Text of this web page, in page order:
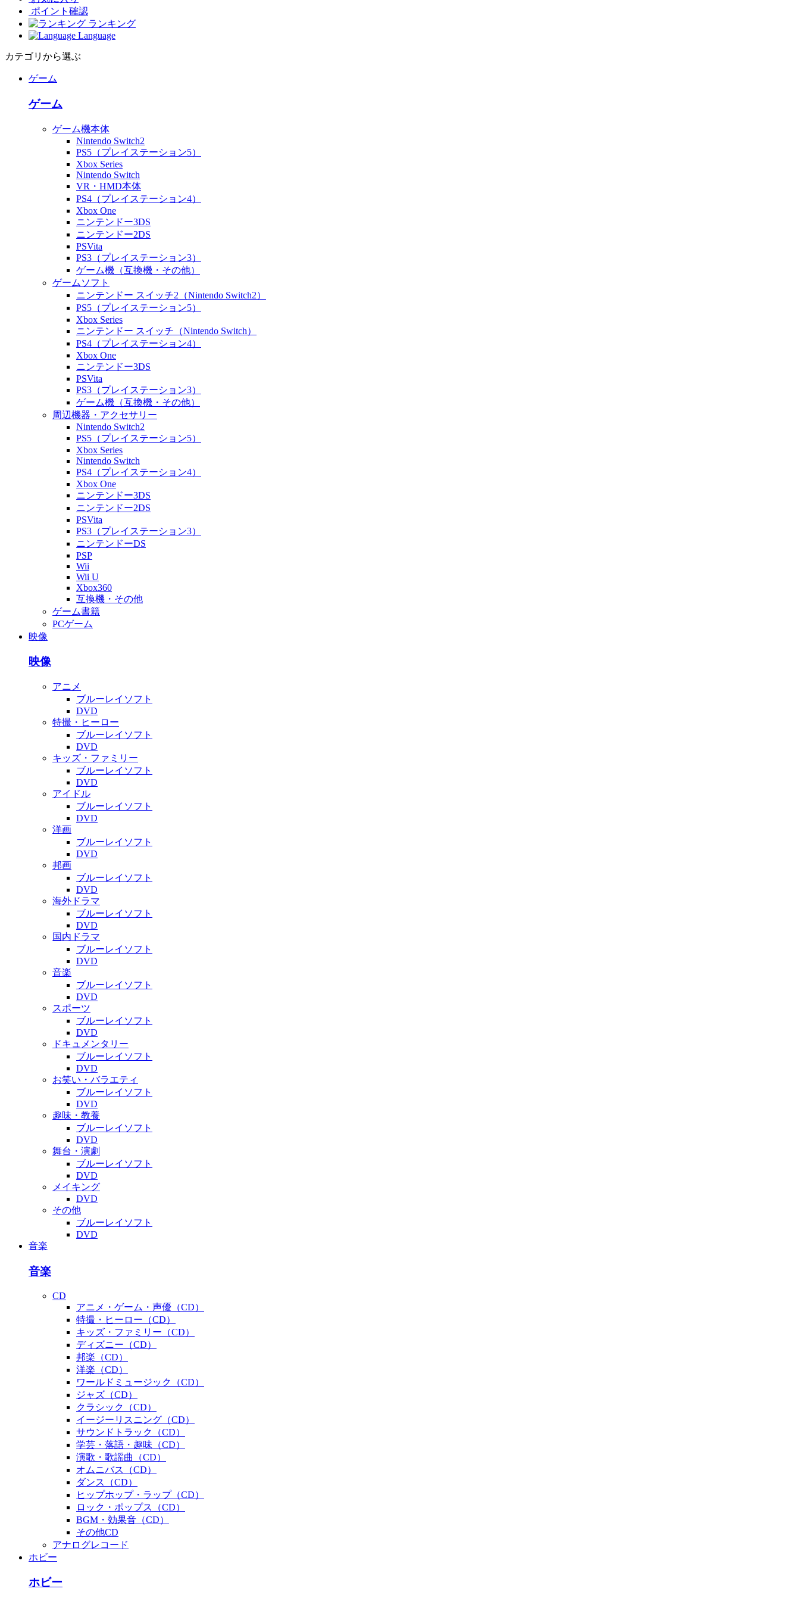
ポイント確認
ランキング
Language
カテゴリから選ぶ
ゲーム
ゲーム
ゲーム機本体
Nintendo Switch2
PS5（プレイステーション5）
Xbox Series
Nintendo Switch
VR・HMD本体
PS4（プレイステーション4）
Xbox One
ニンテンドー3DS
ニンテンドー2DS
PSVita
PS3（プレイステーション3）
ゲーム機（互換機・その他）
ゲームソフト
ニンテンドー スイッチ2（Nintendo Switch2）
PS5（プレイステーション5）
Xbox Series
ニンテンドー スイッチ（Nintendo Switch）
PS4（プレイステーション4）
Xbox One
ニンテンドー3DS
PSVita
PS3（プレイステーション3）
ゲーム機（互換機・その他）
周辺機器・アクセサリー
Nintendo Switch2
PS5（プレイステーション5）
Xbox Series
Nintendo Switch
PS4（プレイステーション4）
Xbox One
ニンテンドー3DS
ニンテンドー2DS
PSVita
PS3（プレイステーション3）
ニンテンドーDS
PSP
Wii
Wii U
Xbox360
互換機・その他
ゲーム書籍
PCゲーム
映像
映像
アニメ
ブルーレイソフト
DVD
特撮・ヒーロー
ブルーレイソフト
DVD
キッズ・ファミリー
ブルーレイソフト
DVD
アイドル
ブルーレイソフト
DVD
洋画
ブルーレイソフト
DVD
邦画
ブルーレイソフト
DVD
海外ドラマ
ブルーレイソフト
DVD
国内ドラマ
ブルーレイソフト
DVD
音楽
ブルーレイソフト
DVD
スポーツ
ブルーレイソフト
DVD
ドキュメンタリー
ブルーレイソフト
DVD
お笑い・バラエティ
ブルーレイソフト
DVD
趣味・教養
ブルーレイソフト
DVD
舞台・演劇
ブルーレイソフト
DVD
メイキング
DVD
その他
ブルーレイソフト
DVD
音楽
音楽
CD
アニメ・ゲーム・声優（CD）
特撮・ヒーロー（CD）
キッズ・ファミリー（CD）
ディズニー（CD）
邦楽（CD）
洋楽（CD）
ワールドミュージック（CD）
ジャズ（CD）
クラシック（CD）
イージーリスニング（CD）
サウンドトラック（CD）
学芸・落語・趣味（CD）
演歌・歌謡曲（CD）
オムニバス（CD）
ダンス（CD）
ヒップホップ・ラップ（CD）
ロック・ポップス（CD）
BGM・効果音（CD）
その他CD
アナログレコード
ホビー
ホビー